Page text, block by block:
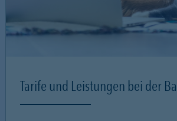
Tarife und Leistungen bei der